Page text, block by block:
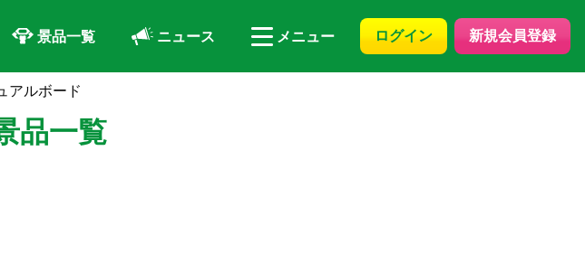
景品一覧 ニュース メニュー ログイン 新規会員登録
アルボード
品一覧